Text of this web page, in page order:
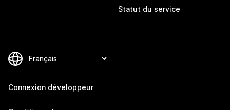
Statut du service
Connexion développeur